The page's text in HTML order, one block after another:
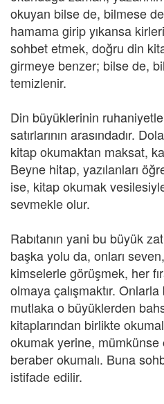
okuyan bilse de, bilmese
hamama girip yıkansa
sohbet etmek, doğru din
girmeye benzer; bilse de,
temizlenir.
Din büyüklerinin
satırlarının arasındadır.
kitap okumaktan maksat,
Beyne hitap, yazılanları
ise, kitap okumak
sevmekle olur.
Rabıtanın yani bu büyük
başka yolu da, onları
kimselerle görüşmek, her
olmaya çalışmaktır.
mutlaka o büyüklerden
kitaplarından birlikte
okumak yerine,
beraber okumalı. Buna
istifade edilir.